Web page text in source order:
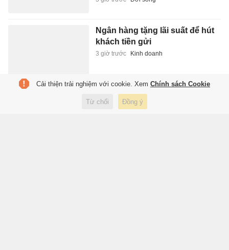
Ngân hàng tặng lãi suất để hút
khách tiền gửi
3 giờ trước Kinh doanh
Thành phố Trung Quốc biến mỏ
than cũ thành 'điều hòa' cho cả
Cải thiện trải nghiệm với cookie. Xem Chính sách Cookie
Từ chối Đồng ý